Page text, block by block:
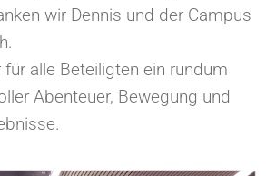
wir Dennis und der Campus
für alle Beteiligten ein rundum
Abenteuer, Bewegung und